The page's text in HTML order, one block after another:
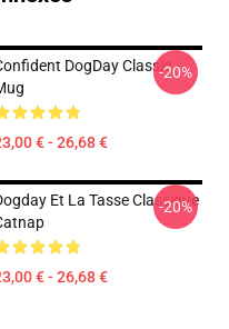
DogDay Classic
€ - 26,68 €
-20%
Et La Tasse Classique
€ - 26,68 €
-20%